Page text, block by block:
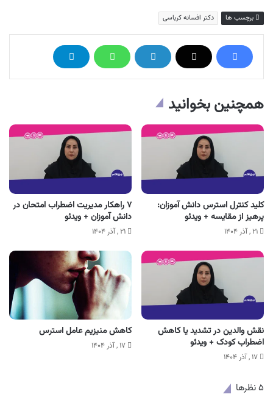
برچسب ها دکتر افسانه کرباسی
همچنین بخوانید
کلید کنترل استرس دانش آموزان:
پرهیز از مقایسه + ویدئو
۲۱ , آذر ۱۴۰۴
۷ راهکار مدیریت اضطراب امتحان در
دانش آموزان + ویدئو
۲۱ , آذر ۱۴۰۴
نقش والدین در تشدید یا کاهش
اضطراب کودک + ویدئو
۱۷ , آذر ۱۴۰۴
کاهش منیزیم عامل استرس
۱۷ , آذر ۱۴۰۴
‫۵ نظرها